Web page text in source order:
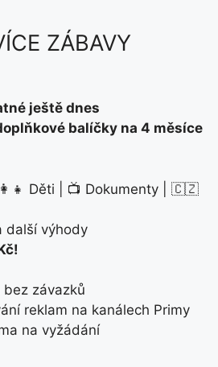
ZÁBAVY
ještě dnes
balíčky na 4 měsíce
Děti | 📺 Dokumenty | 🇨🇿
další výhody
bez závazků
reklam na kanálech Primy
na vyžádání